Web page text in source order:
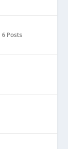
6 Posts